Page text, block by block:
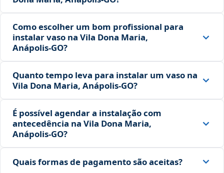
Como escolher um bom profissional para
instalar vaso na Vila Dona Maria,
Anápolis‑GO?
Quanto tempo leva para instalar um vaso na
Vila Dona Maria, Anápolis‑GO?
É possível agendar a instalação com
antecedência na Vila Dona Maria,
Anápolis‑GO?
Quais formas de pagamento são aceitas?